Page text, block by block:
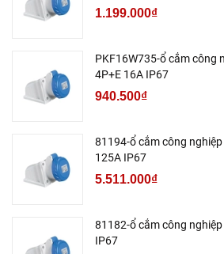
1.199.000₫
PKF16W735-ổ cắm công
4P+E 16A IP67
940.500₫
81194-ổ cắm công
125A IP67
5.511.000₫
81182-ổ cắm công
IP67